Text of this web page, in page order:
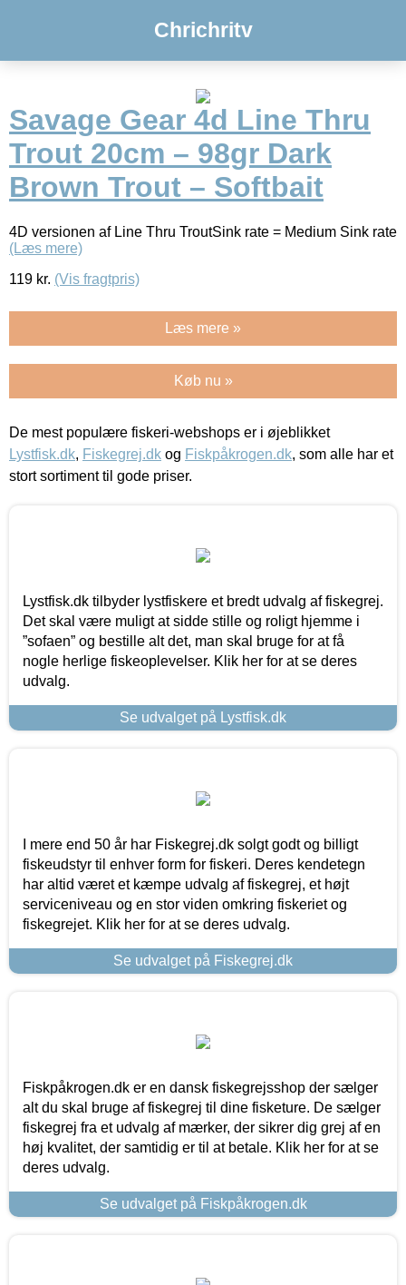
Chrichritv
Savage Gear 4d Line Thru
Trout 20cm – 98gr Dark
Brown Trout – Softbait
4D versionen af Line Thru TroutSink rate = Medium Sink rate
(Læs mere)
119 kr. (Vis fragtpris)
Læs mere »
Køb nu »
De mest populære fiskeri-webshops er i øjeblikket
Lystfisk.dk, Fiskegrej.dk og Fiskpåkrogen.dk, som alle har et
stort sortiment til gode priser.
Lystfisk.dk tilbyder lystfiskere et bredt udvalg af fiskegrej.
Det skal være muligt at sidde stille og roligt hjemme i
”sofaen” og bestille alt det, man skal bruge for at få
nogle herlige fiskeoplevelser. Klik her for at se deres
udvalg.
Se udvalget på Lystfisk.dk
I mere end 50 år har Fiskegrej.dk solgt godt og billigt
fiskeudstyr til enhver form for fiskeri. Deres kendetegn
har altid været et kæmpe udvalg af fiskegrej, et højt
serviceniveau og en stor viden omkring fiskeriet og
fiskegrejet. Klik her for at se deres udvalg.
Se udvalget på Fiskegrej.dk
Fiskpåkrogen.dk er en dansk fiskegrejsshop der sælger
alt du skal bruge af fiskegrej til dine fisketure. De sælger
fiskegrej fra et udvalg af mærker, der sikrer dig grej af en
høj kvalitet, der samtidig er til at betale. Klik her for at se
deres udvalg.
Se udvalget på Fiskpåkrogen.dk